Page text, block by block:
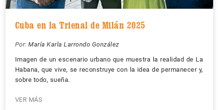
Cuba en la Trienal de Milán 2025
Por: María Karla Larrondo González
Imagen de un escenario urbano que muestra la realidad de La
Habana, que vive, se reconstruye con la idea de permanecer y,
sobre todo, sueña.
VER MÁS